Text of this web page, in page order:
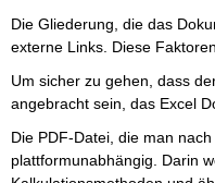
Die Gliederung, die das
externe Links. Diese
Um sicher zu gehen, dass
angebracht sein, das Excel
Die PDF-Datei, die man
plattformunabhängig. Darin